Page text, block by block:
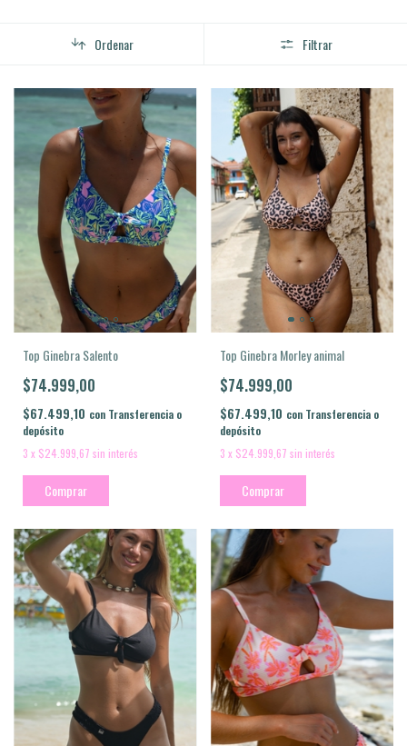
Ordenar Filtrar
Top Ginebra Salento
$74.999,00
$67.499,10 con Transferencia o
depósito
3 x $24.999,67 sin interés
Comprar
Top Ginebra Morley animal
$74.999,00
$67.499,10 con Transferencia o
depósito
3 x $24.999,67 sin interés
Comprar